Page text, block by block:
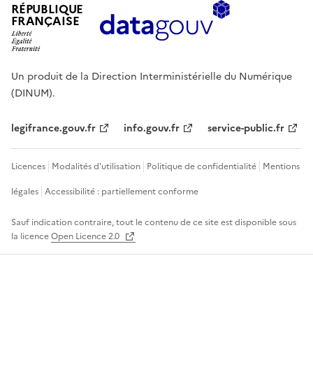
RÉPUBLIQUE
FRANÇAISE
Un produit de la Direction Interministérielle du Numérique
(DINUM).
legifrance.gouv.fr info.gouv.fr service-public.fr
Licences Modalités d'utilisation Politique de confidentialité Mentions
légales Accessibilité : partiellement conforme
Sauf indication contraire, tout le contenu de ce site est disponible sous
la licenceOpen Licence 2.0